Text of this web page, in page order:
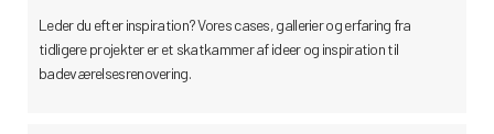
Leder du efter inspiration? Vores cases, gallerier og erfaring fra
tidligere projekter er et skatkammer af ideer og inspiration til
badeværelsesrenovering.